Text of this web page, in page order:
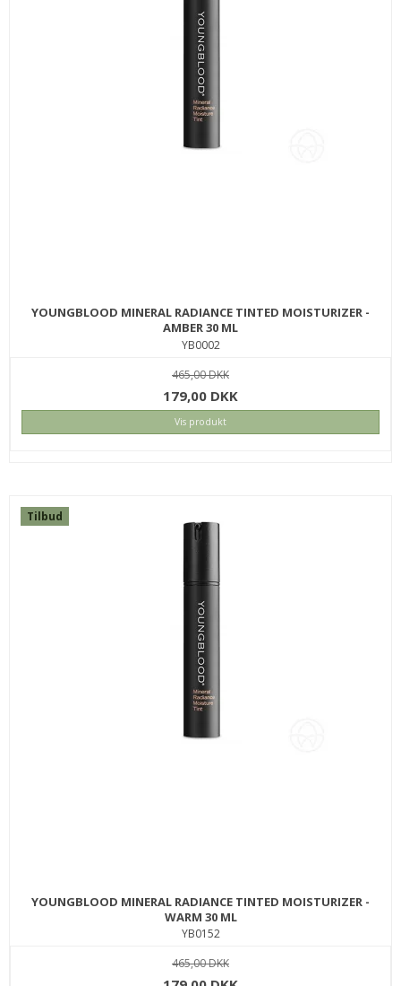
YOUNGBLOOD MINERAL RADIANCE TINTED MOISTURIZER -
AMBER 30 ML
YB0002
465,00 DKK
179,00 DKK
Vis produkt
Tilbud
YOUNGBLOOD MINERAL RADIANCE TINTED MOISTURIZER -
WARM 30 ML
YB0152
465,00 DKK